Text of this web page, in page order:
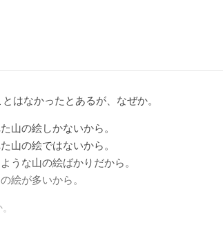
はなかったとあるが、なぜか。
山の絵しかないから。
山の絵ではないから。
うな山の絵ばかりだから。
絵が多いから。